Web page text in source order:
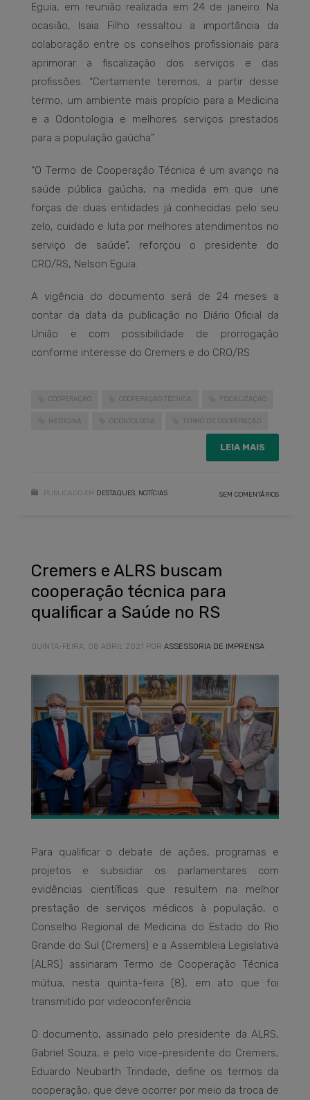
Eguia, em reunião realizada em 24 de janeiro. Na
ocasião, Isaia Filho ressaltou a importância da
colaboração entre os conselhos profissionais para
aprimorar a fiscalização dos serviços e das
profissões. “Certamente teremos, a partir desse
termo, um ambiente mais propício para a Medicina
e a Odontologia e melhores serviços prestados
para a população gaúcha”.
“O Termo de Cooperação Técnica é um avanço na
saúde pública gaúcha, na medida em que une
forças de duas entidades já conhecidas pelo seu
zelo, cuidado e luta por melhores atendimentos no
serviço de saúde”, reforçou o presidente do
CRO/RS, Nelson Eguia.
A vigência do documento será de 24 meses a
contar da data da publicação no Diário Oficial da
União e com possibilidade de prorrogação
conforme interesse do Cremers e do CRO/RS.
COOPERAÇÃO COOPERAÇÃO TÉCNICA FISCALIZAÇÃO
MEDICINA ODONTOLOGIA TERMO DE COOPERAÇÃO
LEIA MAIS
PUBLICADO EM DESTAQUES NOTÍCIAS SEM COMENTÁRIOS
Cremers e ALRS buscam
cooperação técnica para
qualificar a Saúde no RS
QUINTA-FEIRA, 08 ABRIL 2021 POR ASSESSORIA DE IMPRENSA
Para qualificar o debate de ações, programas e
projetos e subsidiar os parlamentares com
evidências científicas que resultem na melhor
prestação de serviços médicos à população, o
Conselho Regional de Medicina do Estado do Rio
Grande do Sul (Cremers) e a Assembleia Legislativa
(ALRS) assinaram Termo de Cooperação Técnica
mútua, nesta quinta-feira (8), em ato que foi
transmitido por videoconferência.
O documento, assinado pelo presidente da ALRS,
Gabriel Souza, e pelo vice-presidente do Cremers,
Eduardo Neubarth Trindade, define os termos da
cooperação, que deve ocorrer por meio da troca de